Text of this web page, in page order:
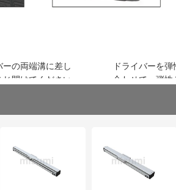
ーの両端溝に差し
開けてください
ドライバーを
合わせて、弾